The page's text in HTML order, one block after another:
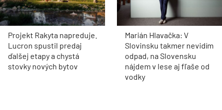
Projekt Rakyta napreduje.
Lucron spustil predaj
ďalšej etapy a chystá
stovky nových bytov
Marián Hlavačka: V
Slovinsku takmer nevidím
odpad, na Slovensku
nájdem v lese aj fľaše od
vodky